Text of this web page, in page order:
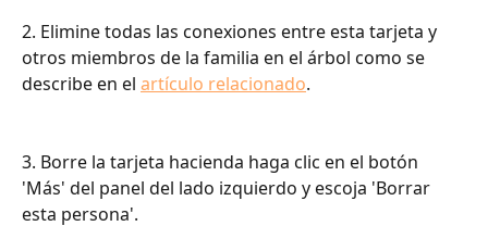
2. Elimine todas las conexiones entre esta tarjeta y
otros miembros de la familia en el árbol como se
describe en el artículo relacionado.
3. Borre la tarjeta hacienda haga clic en el botón
'Más' del panel del lado izquierdo y escoja 'Borrar
esta persona'.